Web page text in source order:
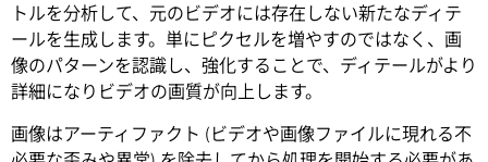
トルを分析して、元のビデオには存在しない新たなディテ
ールを生成します。単にピクセルを増やすのではなく、画
像のパターンを認識し、強化することで、ディテールがより
詳細になりビデオの画質が向上します。
画像はアーティファクト (ビデオや画像ファイルに現れる不